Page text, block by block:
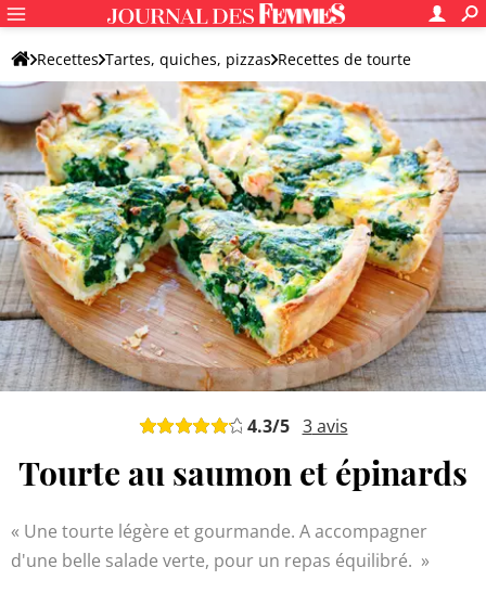
Recettes Tartes, quiches, pizzas Recettes de tourte
Tourte au poisson
4.3/5 3avis
Tourte au saumon et épinards
Une tourte légère et gourmande. A accompagner
d'une belle salade verte, pour un repas équilibré.